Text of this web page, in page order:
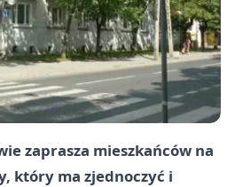
zaprasza mieszkańców na
który ma zjednoczyć i